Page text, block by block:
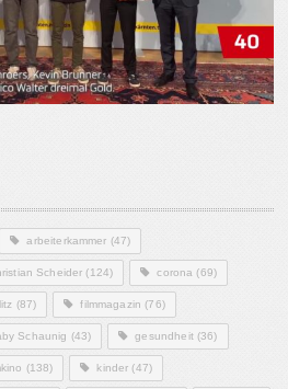
arbeiterkammer (47)
Scheider (124) corona (69)
(87) filmmagazin (76)
Schaunig (43) gesundheit(36)
(138) kinder (47)